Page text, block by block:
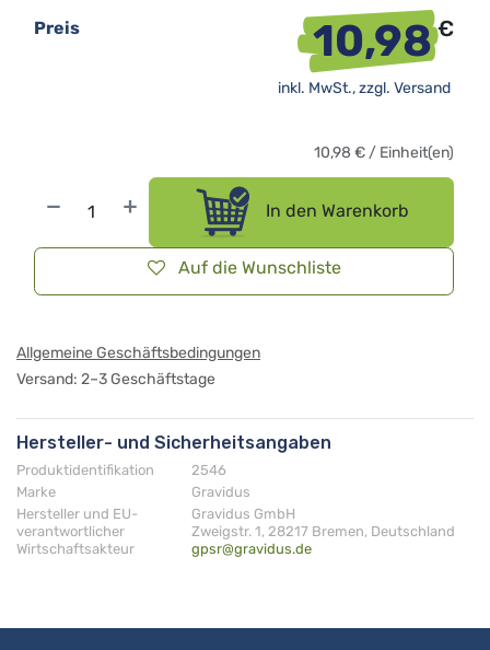
In den Warenkorb
Auf die Wunschliste
Preis 10,98€
inkl. MwSt., zzgl. Versand
10,98 € / Einheit(en)
Allgemeine Geschäftsbedingungen
Versand: 2–3 Geschäftstage
Hersteller- und Sicherheitsangaben
Produktidentifikation
2546
Marke
Gravidus
Hersteller und EU-
verantwortlicher
Wirtschaftsakteur
Gravidus GmbH
Zweigstr. 1, 28217 Bremen, Deutschland
gpsr@gravidus.de